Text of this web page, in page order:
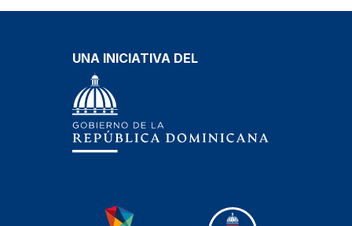
UNA INICIATIVA DEL